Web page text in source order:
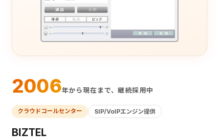
2006年から現在まで、継続採用中
クラウドコールセンター SIP/VoIPエンジン提供
BIZTEL